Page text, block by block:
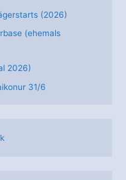
(2026)
(ehemals
2026)
31/6